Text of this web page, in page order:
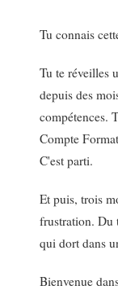
Tu connais
Tu te réveilles
depuis des
compétences.
Compte
C'est parti.
Et puis, trois
frustration. Du
qui dort dans
Bienvenue